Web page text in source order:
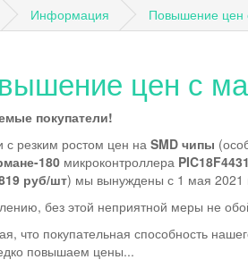
Информация Повышение цен
цен с
покупатели!
с резким ростом цен на SMD чипы
180 микроконтроллера
руб/шт) мы вынуждены с 1 мая 2021
без этой неприятной меры не
что покупательная способность
повышаем цены...